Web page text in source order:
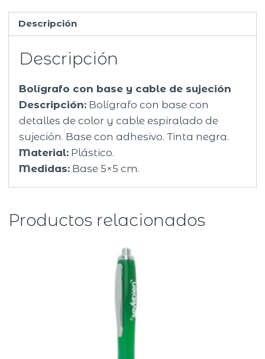
Descripción
Descripción
Bolígrafo con base y cable de sujeción
Descripción: Bolígrafo con base con
detalles de color y cable espiralado de
sujeción. Base con adhesivo. Tinta negra.
Material: Plástico.
Medidas: Base 5×5 cm.
Productos relacionados